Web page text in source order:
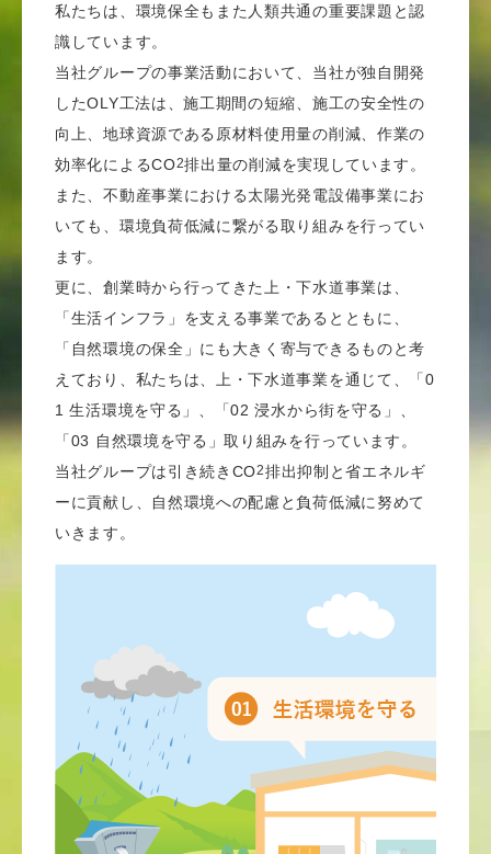
私たちは、環境保全もまた人類共通の重要課題と認
識しています。
当社グループの事業活動において、当社が独自開発
したOLY工法は、施工期間の短縮、施工の安全性の
向上、地球資源である原材料使用量の削減、作業の
効率化によるCO2排出量の削減を実現しています。
また、不動産事業における太陽光発電設備事業にお
いても、環境負荷低減に繋がる取り組みを行ってい
ます。
更に、創業時から行ってきた上・下水道事業は、
「生活インフラ」を支える事業であるとともに、
「自然環境の保全」にも大きく寄与できるものと考
えており、私たちは、上・下水道事業を通じて、「0
1 生活環境を守る」、「02 浸水から街を守る」、
「03 自然環境を守る」取り組みを行っています。
当社グループは引き続きCO2排出抑制と省エネルギ
ーに貢献し、自然環境への配慮と負荷低減に努めて
いきます。